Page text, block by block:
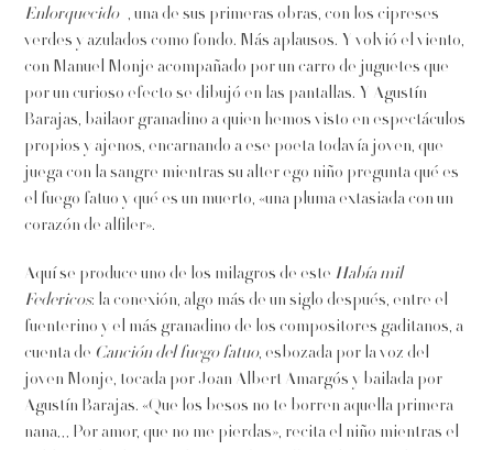
Enlorquecido–, una de sus primeras obras, con los cipreses
verdes y azulados como fondo. Más aplausos. Y volvió el viento,
con Manuel Monje acompañado por un carro de juguetes que
por un curioso efecto se dibujó en las pantallas. Y Agustín
Barajas, bailaor granadino a quien hemos visto en espectáculos
propios y ajenos, encarnando a ese poeta todavía joven, que
juega con la sangre mientras su alter ego niño pregunta qué es
el fuego fatuo y qué es un muerto, «una pluma extasiada con un
corazón de alfiler».
Aquí se produce uno de los milagros de este Había mil
Federicos: la conexión, algo más de un siglo después, entre el
fuenterino y el más granadino de los compositores gaditanos, a
cuenta de Canción del fuego fatuo, esbozada por la voz del
joven Monje, tocada por Joan Albert Amargós y bailada por
Agustín Barajas. «Que los besos no te borren aquella primera
nana… Por amor, que no me pierdas», recita el niño mientras el